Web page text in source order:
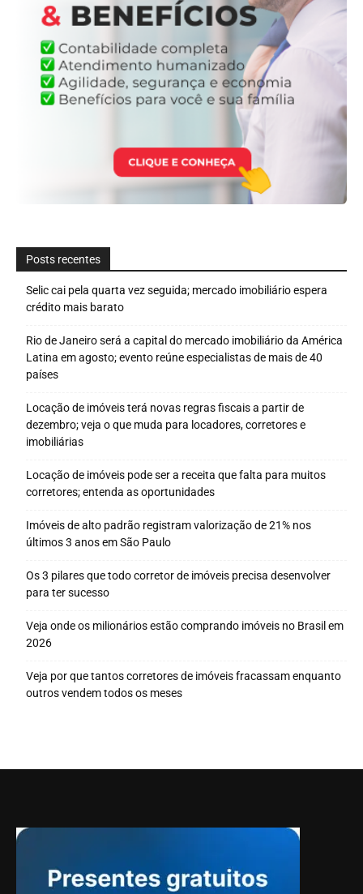
Posts recentes
Selic cai pela quarta vez seguida; mercado imobiliário espera
crédito mais barato
Rio de Janeiro será a capital do mercado imobiliário da América
Latina em agosto; evento reúne especialistas de mais de 40
países
Locação de imóveis terá novas regras fiscais a partir de
dezembro; veja o que muda para locadores, corretores e
imobiliárias
Locação de imóveis pode ser a receita que falta para muitos
corretores; entenda as oportunidades
Imóveis de alto padrão registram valorização de 21% nos
últimos 3 anos em São Paulo
Os 3 pilares que todo corretor de imóveis precisa desenvolver
para ter sucesso
Veja onde os milionários estão comprando imóveis no Brasil em
2026
Veja por que tantos corretores de imóveis fracassam enquanto
outros vendem todos os meses